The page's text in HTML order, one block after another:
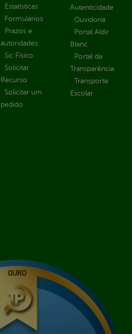
Estatísticas
Formulários
Prazos e
autoridades
Sic Físico
Solicitar
Recurso
Solicitar um
pedido
Autenticidade
Ouvidoria
Portal Aldir
Blanc
Portal da
Transparência
Transporte
Escolar